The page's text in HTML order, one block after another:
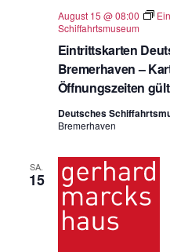
Eintrittskarten
Bremerhaven –
Öffnungszeiten
August 15 @ 08:00
Schiffahrtsmuseum
Deutsches
Bremerhaven
SA.
15